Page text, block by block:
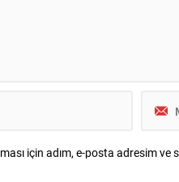
için adım, e-posta adresim ve